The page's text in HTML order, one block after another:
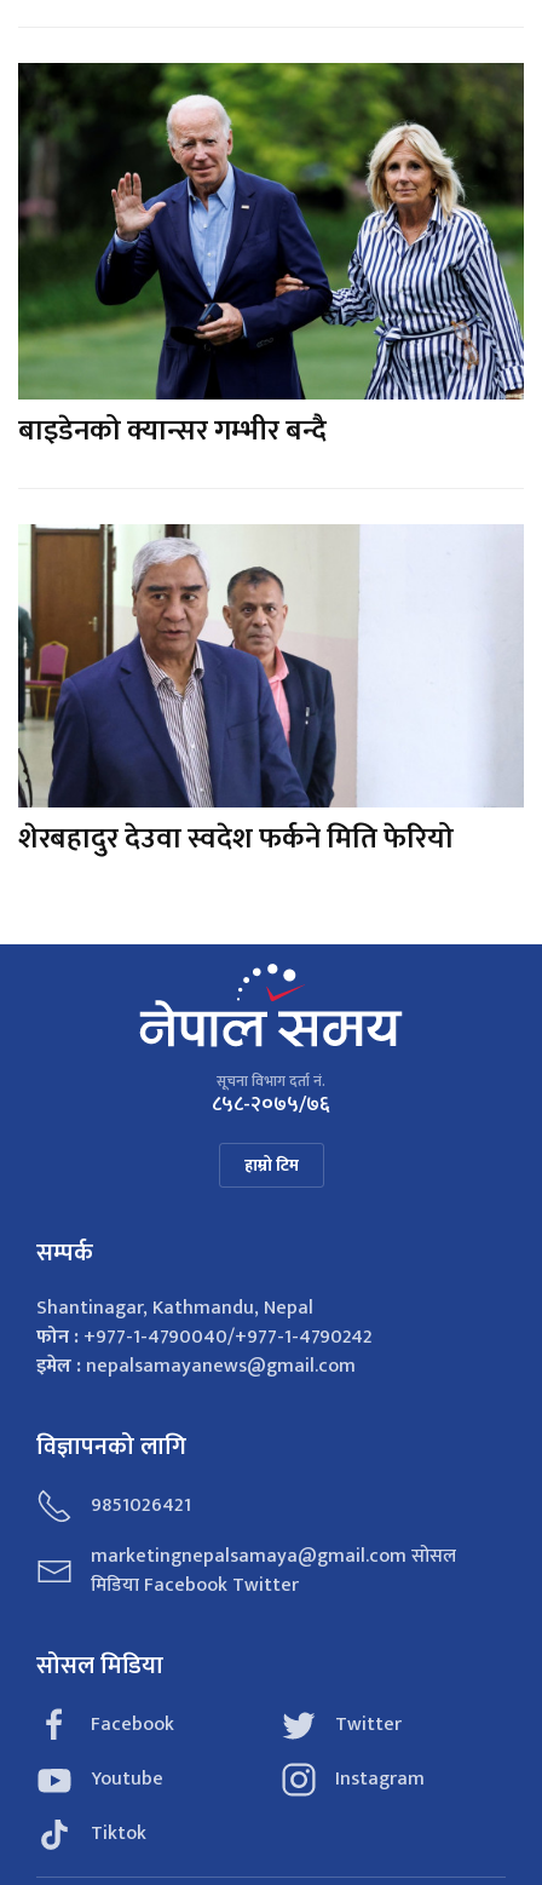
बाइडेनको क्यान्सर गम्भीर बन्दै
शेरबहादुर देउवा स्वदेश फर्कने मिति फेरियो
सूचना विभाग दर्ता नं.
८५८-२०७५/७६
हाम्रो टिम
सम्पर्क
Shantinagar, Kathmandu, Nepal
फोन :+977-1-4790040/+977-1-4790242
इमेल :nepalsamayanews@gmail.com
विज्ञापनको लागि
9851026421
marketingnepalsamaya@gmail.com सोसल
मिडिया Facebook Twitter
सोसल मिडिया
Facebook
Twitter
Youtube
Instagram
Tiktok